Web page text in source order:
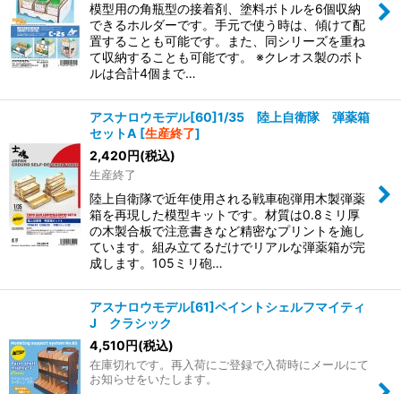
模型用の角瓶型の接着剤、塗料ボトルを6個収納
できるホルダーです。手元で使う時は、傾けて配
置することも可能です。また、同シリーズを重ね
て収納することも可能です。 ※クレオス製のボト
ルは合計4個まで…
アスナロウモデル[60]1/35 陸上自衛隊 弾薬箱
セットA [生産終了]
2,420円(税込)
生産終了
陸上自衛隊で近年使用される戦車砲弾用木製弾薬
箱を再現した模型キットです。材質は0.8ミリ厚
の木製合板で注意書きなど精密なプリントを施し
ています。組み立てるだけでリアルな弾薬箱が完
成します。105ミリ砲…
アスナロウモデル[61]ペイントシェルフマイティ
J クラシック
4,510円(税込)
在庫切れです。再入荷にご登録で入荷時にメールにて
お知らせをいたします。